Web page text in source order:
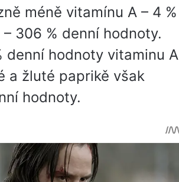
méně vitamínu A – 4 %
306 % denní hodnoty.
denní hodnoty vitaminu A
a žluté paprikě však
hodnoty.